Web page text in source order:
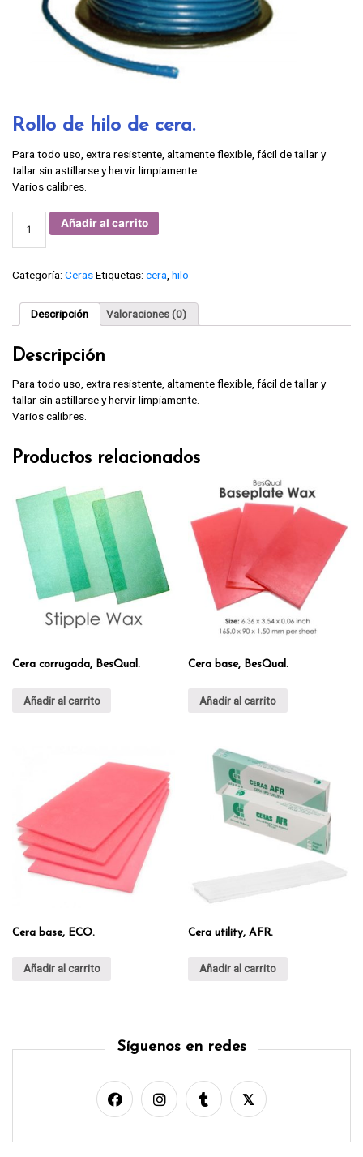
Rollo de hilo de cera.
Para todo uso, extra resistente, altamente flexible, fácil de tallar y
tallar sin astillarse y hervir limpiamente.
Varios calibres.
Rollo
de
cantidad
Añadir al carrito
Categoría: CerasEtiquetas: cera hilo
Descripción Valoraciones (0)
Descripción
Para todo uso, extra resistente, altamente flexible, fácil de tallar y
tallar sin astillarse y hervir limpiamente.
Varios calibres.
Productos relacionados
Cera corrugada, BesQual.
Añadir al carrito
Cera base, BesQual.
Añadir al carrito
Cera base, ECO.
Añadir al carrito
Cera utility, AFR.
Añadir al carrito
Síguenos en redes